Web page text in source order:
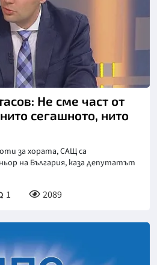
Не сме част от
сегашното, нито
за хората, САЩ са
на България, каза депутатът
1 2089